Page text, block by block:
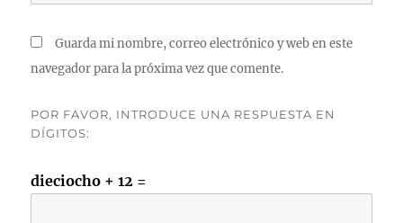
Guarda mi nombre, correo electrónico y web en este
navegador para la próxima vez que comente.
POR FAVOR, INTRODUCE UNA RESPUESTA EN
DÍGITOS:
dieciocho + 12 =